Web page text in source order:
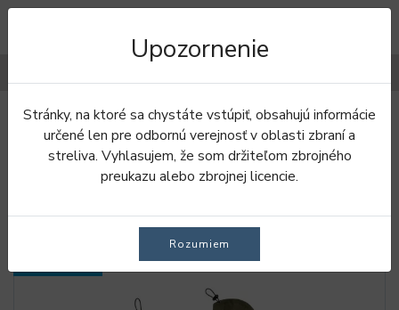
Úvod Oblečenie Návleky
NÁVLEKY
Upozornenie
Stránky, na ktoré sa chystáte vstúpiť, obsahujú informácie
určené len pre odbornú verejnosť v oblasti zbraní a
streliva. Vyhlasujem, že som držiteľom zbrojného
preukazu alebo zbrojnej licencie.
Rozumiem